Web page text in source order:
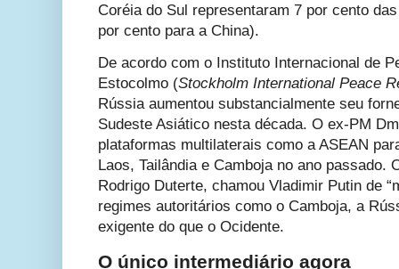
Coréia do Sul representaram 7 por cento
por cento para a China).
De acordo com o Instituto Internacional de
Estocolmo (Stockholm International Peace
Rússia aumentou substancialmente seu
Sudeste Asiático nesta década. O ex-PM
plataformas multilaterais como a ASEAN
Laos, Tailândia e Camboja no ano passado.
Rodrigo Duterte, chamou Vladimir Putin de
regimes autoritários como o Camboja, a
exigente do que o Ocidente.
O único intermediário agora